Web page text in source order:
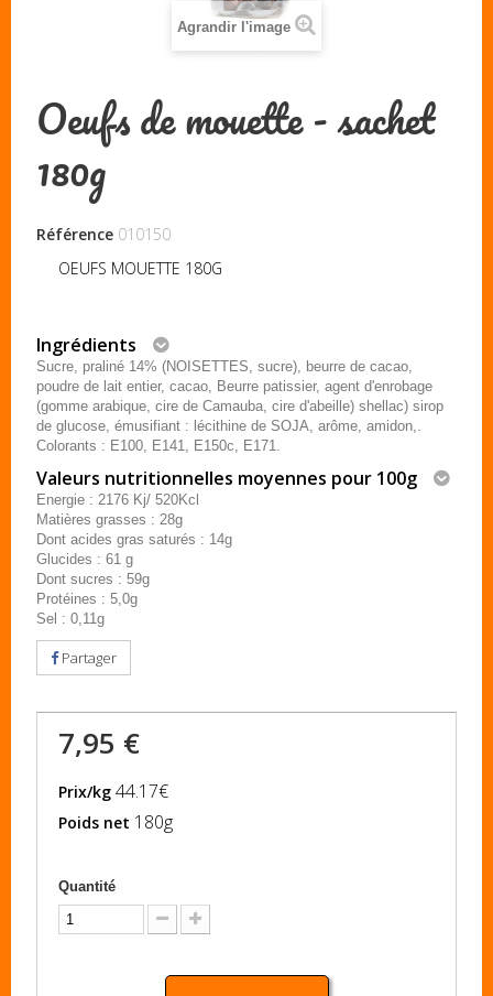
Agrandir l'image
Oeufs de mouette - sachet
180g
Référence 010150
OEUFS MOUETTE 180G
Ingrédients
Sucre, praliné 14% (NOISETTES, sucre), beurre de cacao,
poudre de lait entier, cacao, Beurre patissier, agent d'enrobage
(gomme arabique, cire de Camauba, cire d'abeille) shellac) sirop
de glucose, émusifiant : lécithine de SOJA, arôme, amidon,.
Colorants : E100, E141, E150c, E171.
Valeurs nutritionnelles moyennes pour 100g
Energie : 2176 Kj/ 520Kcl
Matières grasses : 28g
Dont acides gras saturés : 14g
Glucides : 61 g
Dont sucres : 59g
Protéines : 5,0g
Sel : 0,11g
Partager
7,95 €
Prix/kg 44.17€
Poids net 180g
Quantité